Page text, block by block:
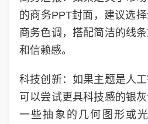
的商务PPT封面，建议选
商务色调，搭配简洁的线
和信赖感。
科技创新：如果主题是人工
可以尝试更具科技感的银
一些抽象的几何图形或